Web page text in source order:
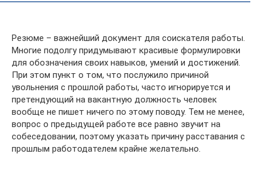
Резюме – важнейший документ для соискателя работы.
Многие подолгу придумывают красивые формулировки
для обозначения своих навыков, умений и достижений.
При этом пункт о том, что послужило причиной
увольнения с прошлой работы, часто игнорируется и
претендующий на вакантную должность человек
вообще не пишет ничего по этому поводу. Тем не менее,
вопрос о предыдущей работе все равно звучит на
собеседовании, поэтому указать причину расставания с
прошлым работодателем крайне желательно.